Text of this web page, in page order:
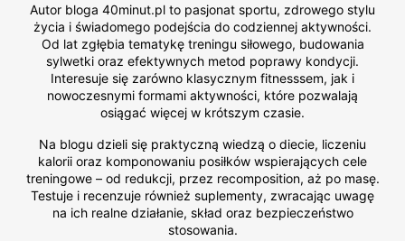
Autor bloga 40minut.pl to pasjonat sportu, zdrowego stylu
życia i świadomego podejścia do codziennej aktywności.
Od lat zgłębia tematykę treningu siłowego, budowania
sylwetki oraz efektywnych metod poprawy kondycji.
Interesuje się zarówno klasycznym fitnesssem, jak i
nowoczesnymi formami aktywności, które pozwalają
osiągać więcej w krótszym czasie.
Na blogu dzieli się praktyczną wiedzą o diecie, liczeniu
kalorii oraz komponowaniu posiłków wspierających cele
treningowe – od redukcji, przez recomposition, aż po masę.
Testuje i recenzuje również suplementy, zwracając uwagę
na ich realne działanie, skład oraz bezpieczeństwo
stosowania.